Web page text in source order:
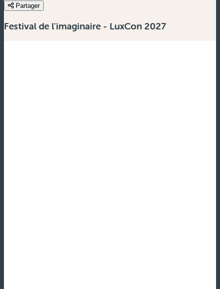
Partager
Festival de l'imaginaire - LuxCon 2027